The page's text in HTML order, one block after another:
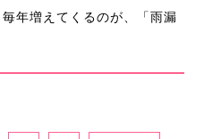
年増えてくるのが、「雨漏